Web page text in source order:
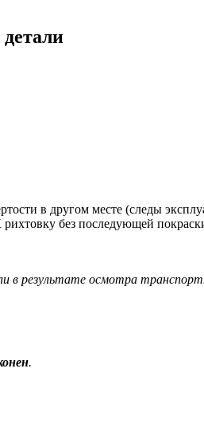
в другом месте (следы
без последующей
в результате осмотра
.